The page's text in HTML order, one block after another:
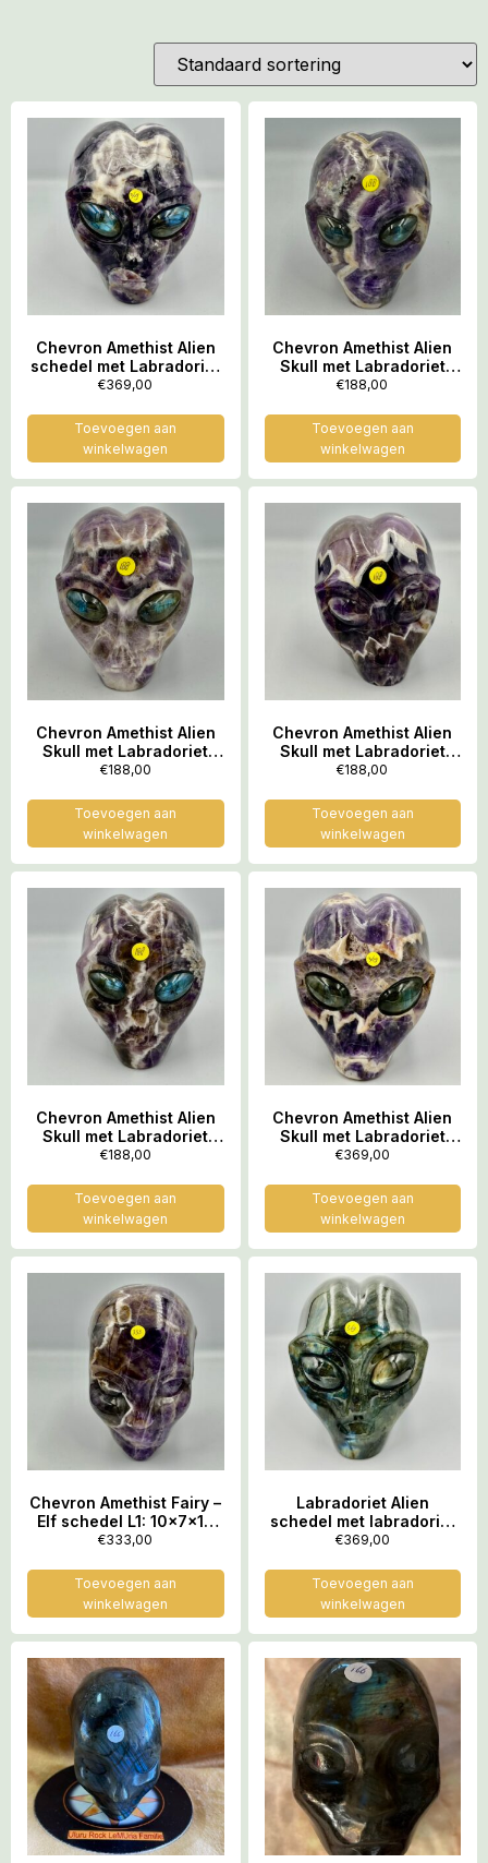
Chevron Amethist Alien
schedel met Labradoriet
ogen L1: 11×8.5×10.5 cm –
€369,00
Toevoegen aan
winkelwagen
Chevron Amethist Alien
Skull met Labradoriet
ogen 1: 7.5×6.5.x7.5 cm –
€188,00
Toevoegen aan
winkelwagen
Chevron Amethist Alien
Skull met Labradoriet
ogen 2: 7.5×6.5×7.5 cm –
€188,00
Toevoegen aan
winkelwagen
Chevron Amethist Alien
Skull met Labradoriet
ogen 3: 7.5×6.5×7.5 cm –
€188,00
Toevoegen aan
winkelwagen
Chevron Amethist Alien
Skull met Labradoriet
ogen 4: 8×6.x7.5 cm –
€188,00
Toevoegen aan
winkelwagen
Chevron Amethist Alien
Skull met Labradoriet
ogen L3: 11×8.5×10.5 cm
€369,00
Toevoegen aan
winkelwagen
Chevron Amethist Fairy –
Elf schedel L1: 10x7x10
cm – 997 gram
€333,00
Toevoegen aan
winkelwagen
Labradoriet Alien
schedel met labradoriet
ogen L2: 11×8,5×10 cm –
€369,00
Toevoegen aan
winkelwagen